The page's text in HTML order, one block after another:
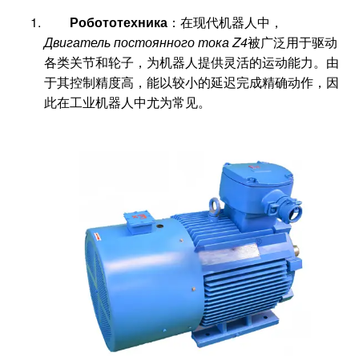
Робототехника ：在现代机器人中，
Двигатель постоянного тока Z4被广泛用于驱动
各类关节和轮子，为机器人提供灵活的运动能力。由
于其控制精度高，能以较小的延迟完成精确动作，因
此在工业机器人中尤为常见。